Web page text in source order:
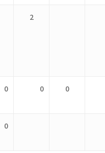
2
0 0 0
0